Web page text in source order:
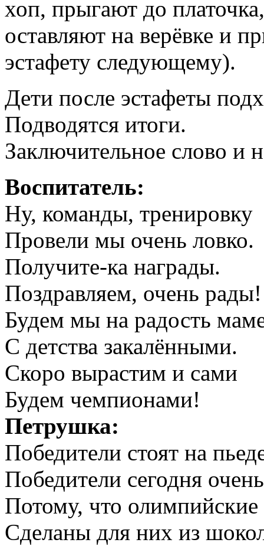
хоп, прыгают до
оставляют на верёвке и
эстафету следующему).
Дети после эстафеты
Подводятся итоги.
Заключительное слово и
Воспитатель:
Ну, команды, тренировку
Провели мы очень ловко.
Получите-ка награды.
Поздравляем, очень рады!
Будем мы на радость
С детства закалёнными.
Скоро вырастим и сами
Будем чемпионами!
Петрушка:
Победители стоят на
Победители сегодня
Потому, что олимпийские
Сделаны для них из